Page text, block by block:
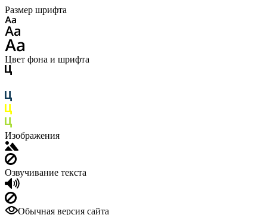
Размер шрифта
Цвет фона и шрифта
Изображения
Озвучивание текста
Обычная версия сайта